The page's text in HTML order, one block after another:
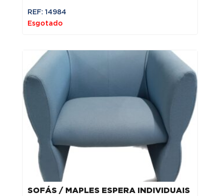
REF: 14984
Esgotado
SOFÁS / MAPLES ESPERA INDIVIDUAIS